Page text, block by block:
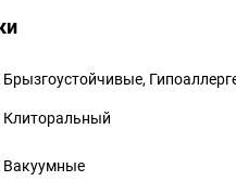
Брызгоустойчивые,
Клиторальный
Вакуумные